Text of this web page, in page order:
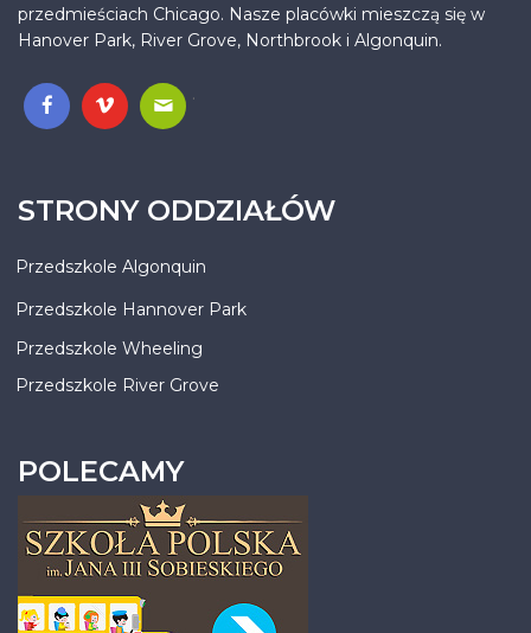
przedmieściach Chicago. Nasze placówki mieszczą się w
Hanover Park, River Grove, Northbrook i Algonquin.
.
STRONY ODDZIAŁÓW
Przedszkole Algonquin
Przedszkole Hannover Park
Przedszkole Wheeling
Przedszkole River Grove
POLECAMY